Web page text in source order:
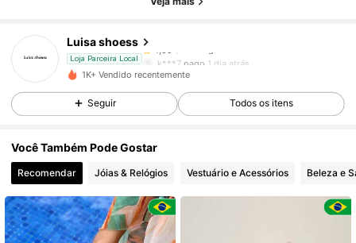
Luisa shoess
Loja Parceira Local
k***7
1 dia atrás
4,59 183 Seguidores
4,59
4,59
1K+ Vendido recentemente
Seguir Todos os itens
Você Também Pode Gostar
Recomendar Jóias & Relógios Vestuário e Acessórios Beleza e